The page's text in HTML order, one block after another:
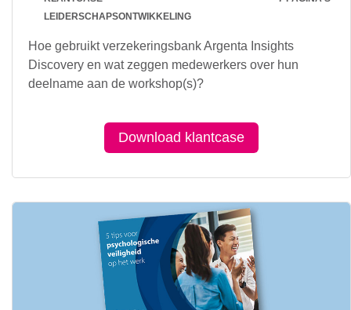
LEIDERSCHAPSONTWIKKELING
Hoe gebruikt verzekeringsbank Argenta Insights
Discovery en wat zeggen medewerkers over hun
deelname aan de workshop(s)?
Download klantcase